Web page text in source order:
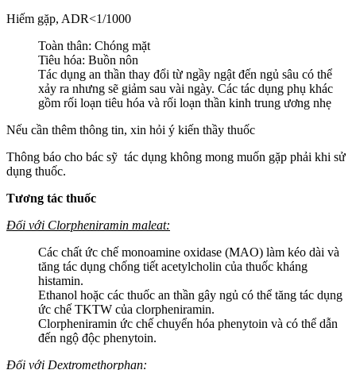
Hiếm gặp, ADR<1/1000
Toàn thân: Chóng mặt
Tiêu hóa: Buồn nôn
Tác dụng an thần thay đổi từ ngầy ngật đến ngủ sâu có thể
xảy ra nhưng sẽ giảm sau vài ngày. Các tác dụng phụ khác
gồm rối loạn tiêu hóa và rối loạn thần kinh trung ương nhẹ
Nếu cần thêm thông tin, xin hỏi ý kiến thầy thuốc
Thông báo cho bác sỹ tác dụng không mong muốn gặp phải khi sử
dụng thuốc.
Tương tác thuốc
Đối với Clorpheniramin maleat:
Các chất ức chế monoamine oxidase (MAO) làm kéo dài và
tăng tác dụng chống tiết acetylcholin của thuốc kháng
histamin.
Ethanol hoặc các thuốc an thần gây ngủ có thể tăng tác dụng
ức chế TKTW của clorpheniramin.
Clorpheniramin ức chế chuyển hóa phenytoin và có thể dẫn
đến ngộ độc phenytoin.
Đối với Dextromethorphan: